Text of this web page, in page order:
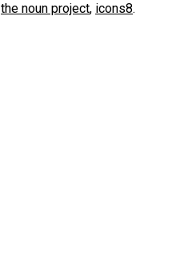
the noun project, icons8.